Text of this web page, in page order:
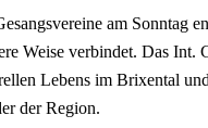
am Sonntag
Weise verbindet. Das Int.
Lebens im Brixental
der Region.